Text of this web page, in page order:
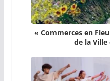
« Commerces en
de la Ville